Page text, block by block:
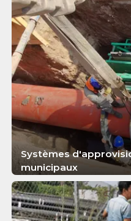
Systèmes
municipaux
APPRENDRE ENCORE